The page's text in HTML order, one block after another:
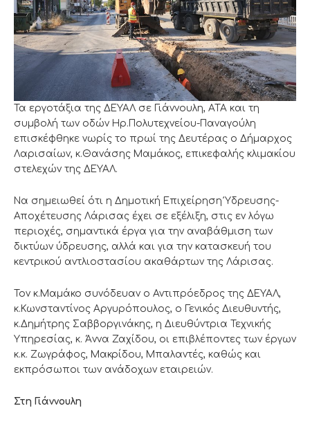
Τα εργοτάξια της ΔΕΥΑΛ σε Γιάννουλη, ΑΤΑ και τη
συμβολή των οδών Ηρ.Πολυτεχνείου-Παναγούλη
επισκέφθηκε νωρίς το πρωί της Δευτέρας ο Δήμαρχος
Λαρισαίων, κ.Θανάσης Μαμάκος, επικεφαλής κλιμακίου
στελεχών της ΔΕΥΑΛ.
Να σημειωθεί ότι η Δημοτική Επιχείρηση Ύδρευσης-
Αποχέτευσης Λάρισας έχει σε εξέλιξη, στις εν λόγω
περιοχές, σημαντικά έργα για την αναβάθμιση των
δικτύων ύδρευσης, αλλά και για την κατασκευή του
κεντρικού αντλιοστασίου ακαθάρτων της Λάρισας.
Τον κ.Μαμάκο συνόδευαν ο Αντιπρόεδρος της ΔΕΥΑΛ,
κ.Κωνσταντίνος Αργυρόπουλος, ο Γενικός Διευθυντής,
κ.Δημήτρης Σαββοργινάκης, η Διευθύντρια Τεχνικής
Υπηρεσίας, κ. Άννα Ζαχίδου, οι επιβλέποντες των έργων
κ.κ. Ζωγράφος, Μακρίδου, Μπαλαντές, καθώς και
εκπρόσωποι των ανάδοχων εταιρειών.
Στη Γιάννουλη